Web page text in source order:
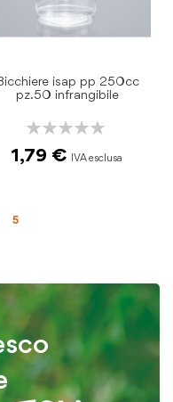
isap pp 250cc
pz.50 infrangibile
Rating:
1,79 €
Attualmente
pagina
5